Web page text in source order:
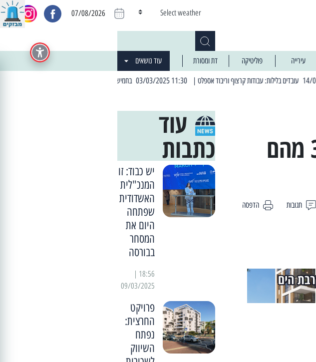
Select weather
07/08/2026
עירייה פוליטיקה דת ומסורת עוד נושאים
| 11:30 03/03/2025 בחמישי הקרוב: הרחובות בהם תהיה הפסקת חשמל יזומה
נבחרו 5 יזמים לרובע לכיש: 3 מהם
תגובות הדפסה
עוד
כתבות
יש כבוד: זו
המנכ"לית
האשדודית
שפתחה
היום את
המסחר
בבורסה
09/03/2025
פרויקט
החרצית:
נפתח
השיווק